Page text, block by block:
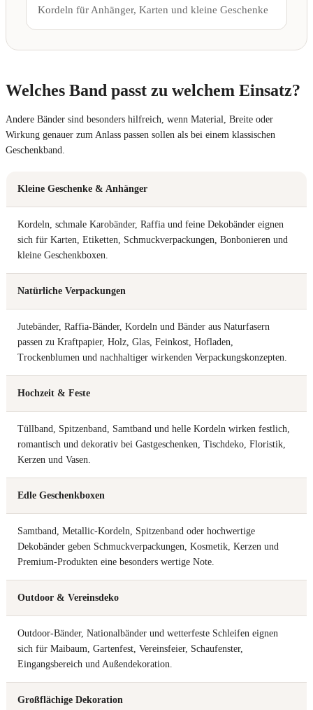
Kordeln für Anhänger, Karten und kleine Geschenke
Welches Band passt zu welchem Einsatz?
Andere Bänder sind besonders hilfreich, wenn Material, Breite oder
Wirkung genauer zum Anlass passen sollen als bei einem klassischen
Geschenkband.
Kleine Geschenke & Anhänger
Kordeln, schmale Karobänder, Raffia und feine Dekobänder eignen
sich für Karten, Etiketten, Schmuckverpackungen, Bonbonieren und
kleine Geschenkboxen.
Natürliche Verpackungen
Jutebänder, Raffia-Bänder, Kordeln und Bänder aus Naturfasern
passen zu Kraftpapier, Holz, Glas, Feinkost, Hofladen,
Trockenblumen und nachhaltiger wirkenden Verpackungskonzepten.
Hochzeit & Feste
Tüllband, Spitzenband, Samtband und helle Kordeln wirken festlich,
romantisch und dekorativ bei Gastgeschenken, Tischdeko, Floristik,
Kerzen und Vasen.
Edle Geschenkboxen
Samtband, Metallic-Kordeln, Spitzenband oder hochwertige
Dekobänder geben Schmuckverpackungen, Kosmetik, Kerzen und
Premium-Produkten eine besonders wertige Note.
Outdoor & Vereinsdeko
Outdoor-Bänder, Nationalbänder und wetterfeste Schleifen eignen
sich für Maibaum, Gartenfest, Vereinsfeier, Schaufenster,
Eingangsbereich und Außendekoration.
Großflächige Dekoration